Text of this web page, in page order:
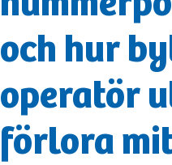
och hur
operatör
förlora